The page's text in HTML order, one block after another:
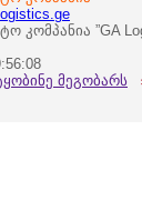
კომპანია ”GA
მეგობარს